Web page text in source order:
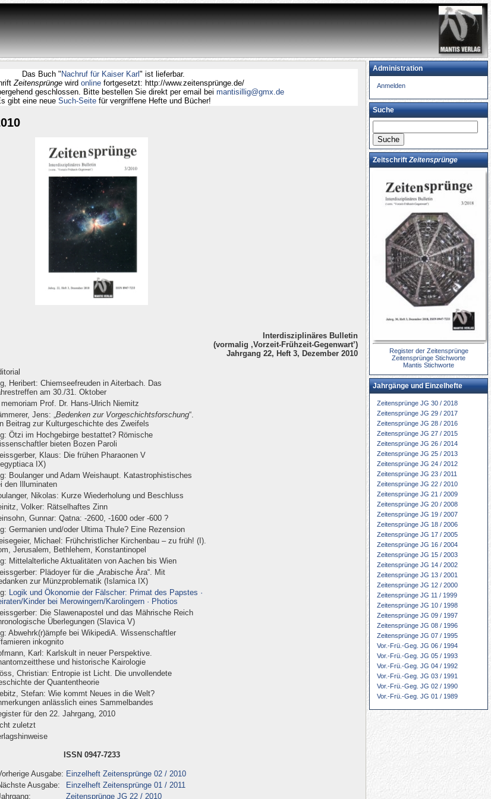
Das Buch "Nachruf für Kaiser Karl " ist lieferbar.
Zeitensprüngewirdonlinefortgesetzt: http://www.zeitensprünge.de/
geschlossen. Bitte bestellen Sie direkt per email beimantisillig@gmx.de
Es gibt eine neueSuch-Seitefür vergriffene Hefte und Bücher!
Interdisziplinäres Bulletin
(vormalig ‚Vorzeit-Frühzeit-Gegenwart’)
Jahrgang 22, Heft 3, Dezember 2010
Heribert: Chiemseefreuden in Aiterbach. Das
am 30./31. Oktober
memoriam Prof. Dr. Hans-Ulrich Niemitz
Jens: „ Bedenken zur Vorgeschichtsforschung“.
Beitrag zur Kulturgeschichte des Zweifels
Ötzi im Hochgebirge bestattet? Römische
bieten Bozen Paroli
Klaus: Die frühen Pharaonen V
IX)
Boulanger und Adam Weishaupt. Katastrophistisches
den Illuminaten
Nikolas: Kurze Wiederholung und Beschluss
Volker: Rätselhaftes Zinn
Gunnar: Qatna: -2600, -1600 oder -600 ?
Germanien und/oder Ultima Thule? Eine Rezension
Michael: Frühchristlicher Kirchenbau – zu früh! (I).
Jerusalem, Bethlehem, Konstantinopel
Mittelalterliche Aktualitäten von Aachen bis Wien
Plädoyer für die „Arabische Ära“. Mit
zur Münzproblematik (Islamica IX)
Logik und Ökonomie der Fälscher: Primat des Papstes ·
Kinder bei Merowingern/Karolingern · Photios
Die Slawenapostel und das Mährische Reich
Überlegungen (Slavica V)
Abwehrk(r)ämpfe bei WikipediA. Wissenschaftler
inkognito
Karl: Karlskult in neuer Perspektive.
und historische Kairologie
Christian: Entropie ist Licht. Die unvollendete
der Quantentheorie
Stefan: Wie kommt Neues in die Welt?
anlässlich eines Sammelbandes
für den 22. Jahrgang, 2010
zuletzt
ISSN 0947-7233
Ausgabe: Einzelheft Zeitensprünge 02 / 2010
Ausgabe:
Einzelheft Zeitensprünge 01 / 2011
Zeitensprünge JG 22 / 2010
Administration
Anmelden
Suche
ZeitschriftZeitensprünge
Register der Zeitensprünge
Zeitensprünge Stichworte
Mantis Stichworte
Jahrgänge und Einzelhefte
Zeitensprünge JG 30 / 2018
Zeitensprünge JG 29 / 2017
Zeitensprünge JG 28 / 2016
Zeitensprünge JG 27 / 2015
Zeitensprünge JG 26 / 2014
Zeitensprünge JG 25 / 2013
Zeitensprünge JG 24 / 2012
Zeitensprünge JG 23 / 2011
Zeitensprünge JG 22 / 2010
Zeitensprünge JG 21 / 2009
Zeitensprünge JG 20 / 2008
Zeitensprünge JG 19 / 2007
Zeitensprünge JG 18 / 2006
Zeitensprünge JG 17 / 2005
Zeitensprünge JG 16 / 2004
Zeitensprünge JG 15 / 2003
Zeitensprünge JG 14 / 2002
Zeitensprünge JG 13 / 2001
Zeitensprünge JG 12 / 2000
Zeitensprünge JG 11 / 1999
Zeitensprünge JG 10 / 1998
Zeitensprünge JG 09 / 1997
Zeitensprünge JG 08 / 1996
Zeitensprünge JG 07 / 1995
Vor.-Frü.-Geg. JG 06 / 1994
Vor.-Frü.-Geg. JG 05 / 1993
Vor.-Frü.-Geg. JG 04 / 1992
Vor.-Frü.-Geg. JG 03 / 1991
Vor.-Frü.-Geg. JG 02 / 1990
Vor.-Frü.-Geg. JG 01 / 1989